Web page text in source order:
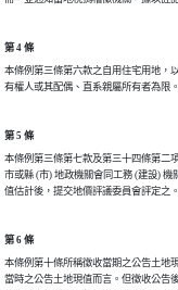
第 4 條
本條例第三條第六款之自用住宅用地，
第 5 條
本條例第三條第七款及第三十四條第二
市或縣 (市) 地政機關會同工務 (建設) 機
第 6 條
本條例第十條所稱徵收當期之公告土地
當時之公告土地現值而言。但徵收公告